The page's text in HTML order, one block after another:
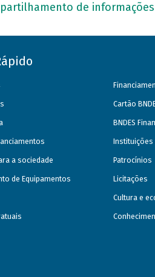
de
a sociedade
de Equipamentos
Cartão
BNDES
Instituições
Patrocínios
Licitações
Cultura e